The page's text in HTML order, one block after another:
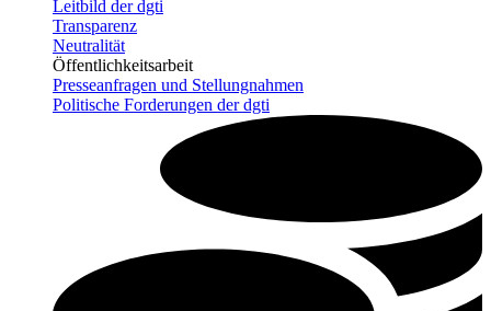
Leitbild der dgti
Transparenz
Neutralität
Öffentlichkeitsarbeit
Presseanfragen und Stellungnahmen
Politische Forderungen der dgti